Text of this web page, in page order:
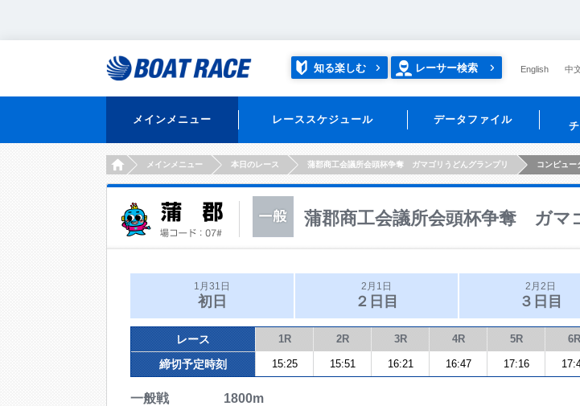
知る楽しむ レーサー検索 English 中
メインメニュー レーススケジュール データファイル
HOMEメインメニュー 本日のレース 蒲郡商工会議所会頭杯争奪 ガマゴリうどんグランプリ コンピュー
蒲郡商工会議所会頭杯争奪 ガマ
1月31日
初日
2月1日
２日目
2月2日
３日目
レース 1R 2R 3R 4R 5R 6R
締切予定時刻 15:25 15:51 16:21 16:47 17:16
一般戦 1800m